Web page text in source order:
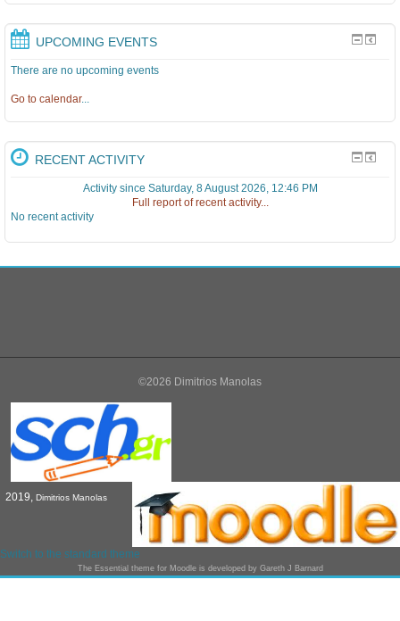
UPCOMING EVENTS
There are no upcoming events
Go to calendar...
RECENT ACTIVITY
Activity since Saturday, 8 August 2026, 12:46 PM
Full report of recent activity...
No recent activity
©2026 Dimitrios Manolas
2019, Dimitrios Manolas
Switch to the standard theme
The Essential theme for Moodle is developed by Gareth J Barnard